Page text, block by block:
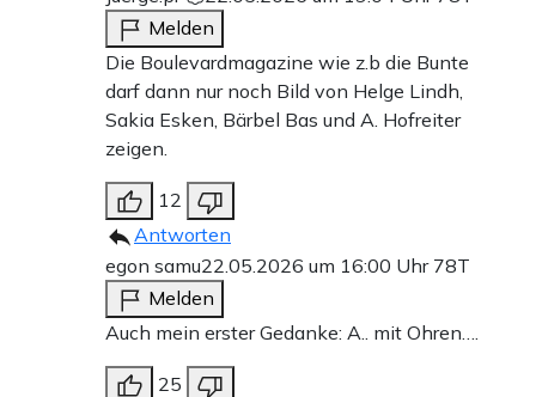
Melden
Die Boulevardmagazine wie z.b die Bunte
darf dann nur noch Bild von Helge Lindh,
Sakia Esken, Bärbel Bas und A. Hofreiter
zeigen.
12
Antworten
egon samu22.05.2026 um 16:00 Uhr 78T
Melden
Auch mein erster Gedanke: A.. mit Ohren….
25